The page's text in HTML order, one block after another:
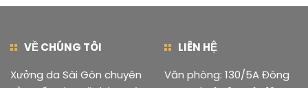
VỀ CHÚNG TÔI
Xưởng da Sài Gòn chuyên
LIÊN HỆ
Văn phòng: 130/5A Đông